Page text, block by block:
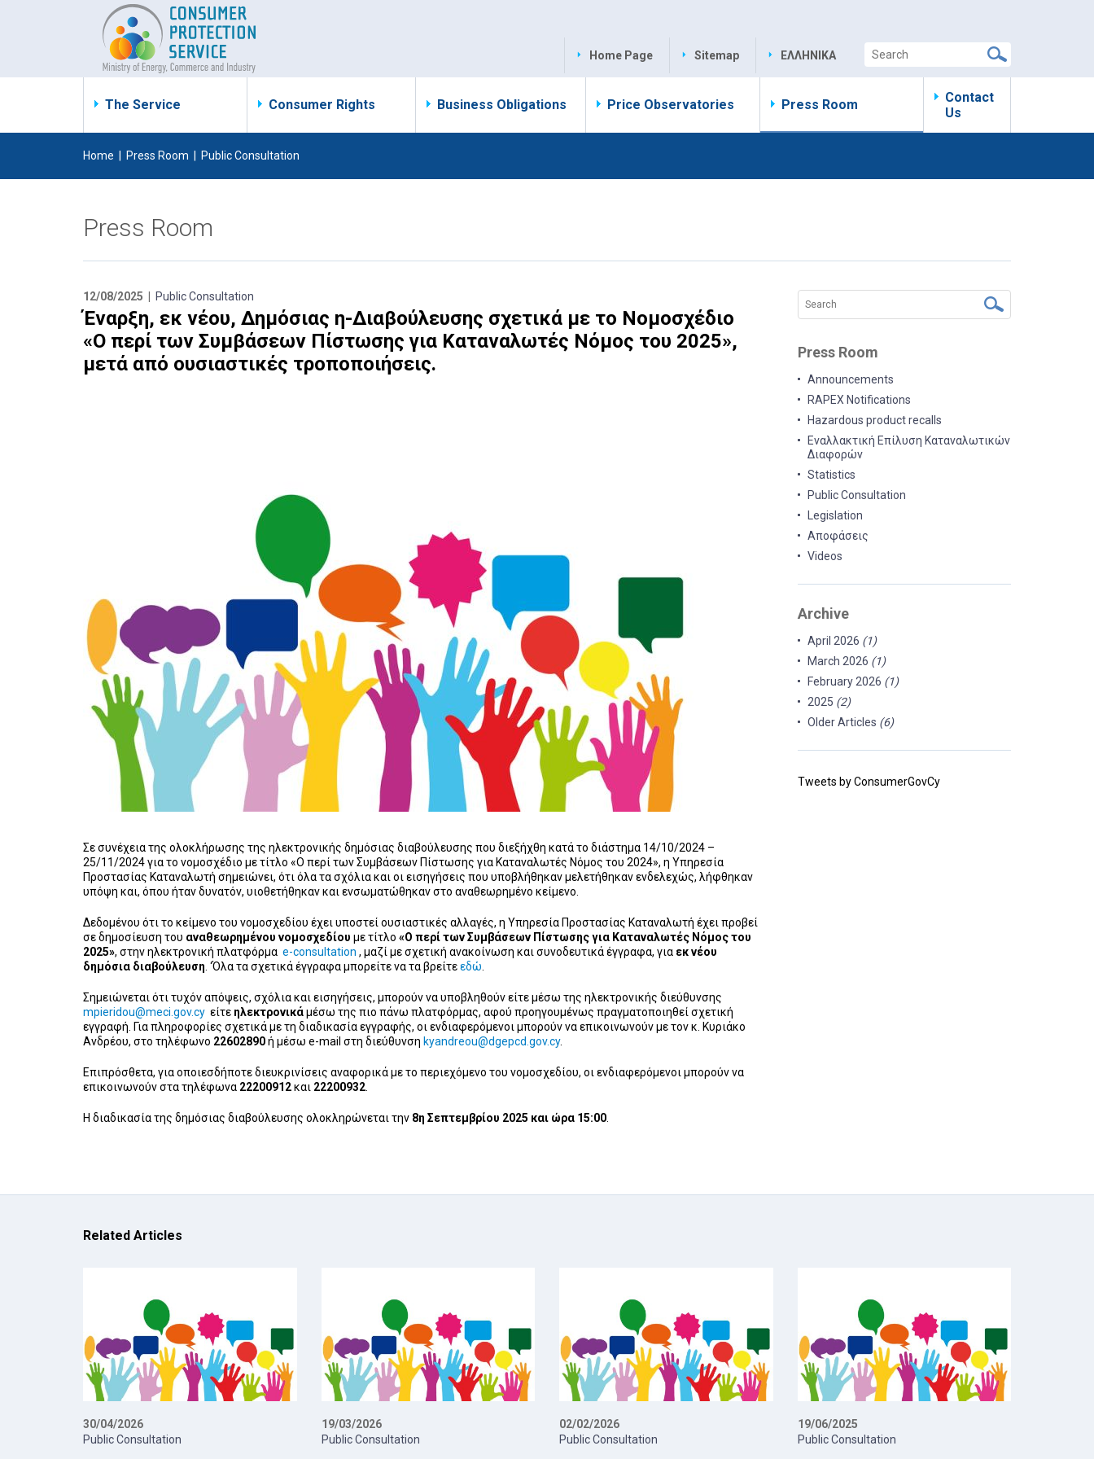
Home Page Sitemap ΕΛΛΗΝΙΚΑ
The Service Consumer Rights Business Obligations Price Observatories Press Room
Contact
Us
Home Press Room Public Consultation
Press Room
12/08/2025 | Public Consultation
Έναρξη, εκ νέου, Δημόσιας η-Διαβούλευσης σχετικά με το Νομοσχέδιο
«Ο περί των Συμβάσεων Πίστωσης για Καταναλωτές Νόμος του 2025»,
μετά από ουσιαστικές τροποποιήσεις.
Σε συνέχεια της ολοκλήρωσης της ηλεκτρονικής δημόσιας διαβούλευσης που διεξήχθη κατά το διάστημα 14/10/2024 –
25/11/2024 για το νομοσχέδιο με τίτλο «Ο περί των Συμβάσεων Πίστωσης για Καταναλωτές Νόμος του 2024», η Υπηρεσία
Προστασίας Καταναλωτή σημειώνει, ότι όλα τα σχόλια και οι εισηγήσεις που υποβλήθηκαν μελετήθηκαν ενδελεχώς, λήφθηκαν
υπόψη και, όπου ήταν δυνατόν, υιοθετήθηκαν και ενσωματώθηκαν στο αναθεωρημένο κείμενο.
Δεδομένου ότι το κείμενο του νομοσχεδίου έχει υποστεί ουσιαστικές αλλαγές, η Υπηρεσία Προστασίας Καταναλωτή έχει προβεί
σε δημοσίευση του αναθεωρημένου νομοσχεδίου με τίτλο «Ο περί των Συμβάσεων Πίστωσης για Καταναλωτές Νόμος του
2025», στην ηλεκτρονική πλατφόρμα e-consultation , μαζί με σχετική ανακοίνωση και συνοδευτικά έγγραφα, για εκ νέου
δημόσια διαβούλευση . ‘Όλα τα σχετικά έγγραφα μπορείτε να τα βρείτεεδώ
Σημειώνεται ότι τυχόν απόψεις, σχόλια και εισηγήσεις, μπορούν να υποβληθούν είτε μέσω της ηλεκτρονικής διεύθυνσης
mpieridou@meci.gov.cy είτε ηλεκτρονικάμέσω της πιο πάνω πλατφόρμας, αφού προηγουμένως πραγματοποιηθεί σχετική
εγγραφή. Για πληροφορίες σχετικά με τη διαδικασία εγγραφής, οι ενδιαφερόμενοι μπορούν να επικοινωνούν με τον κ. Κυριάκο
Ανδρέου, στο τηλέφωνο 22602890ή μέσω e-mail στη διεύθυνση kyandreou@dgepcd.gov.cy.
Επιπρόσθετα, για οποιεσδήποτε διευκρινίσεις αναφορικά με το περιεχόμενο του νομοσχεδίου, οι ενδιαφερόμενοι μπορούν να
επικοινωνούν στα τηλέφωνα 22200912και 22200932
Η διαδικασία της δημόσιας διαβούλευσης ολοκληρώνεται την 8η Σεπτεμβρίου 2025 και ώρα 15:00
Press Room
Announcements
RAPEX Notifications
Hazardous product recalls
Εναλλακτική Επίλυση Καταναλωτικών
Διαφορών
Statistics
Public Consultation
Legislation
Αποφάσεις
Videos
Archive
April 2026 (1)
March 2026 (1)
February 2026 (1)
2025 (2)
Older Articles (6)
Tweets by ConsumerGovCy
Related Articles
30/04/2026
Public Consultation
19/03/2026
Public Consultation
02/02/2026
Public Consultation
19/06/2025
Public Consultation